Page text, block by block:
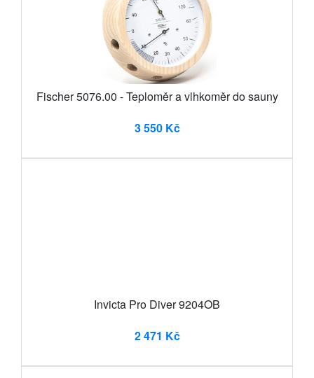
Fischer 5076.00 - Teploměr a vlhkoměr do sauny
3 550 Kč
Invicta Pro Diver 9204OB
2 471 Kč